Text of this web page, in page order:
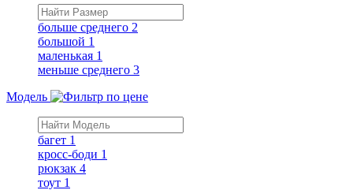
больше среднего 2
большой 1
маленькая 1
меньше среднего 3
Модель
багет 1
кросс-боди 1
рюкзак 4
тоут 1